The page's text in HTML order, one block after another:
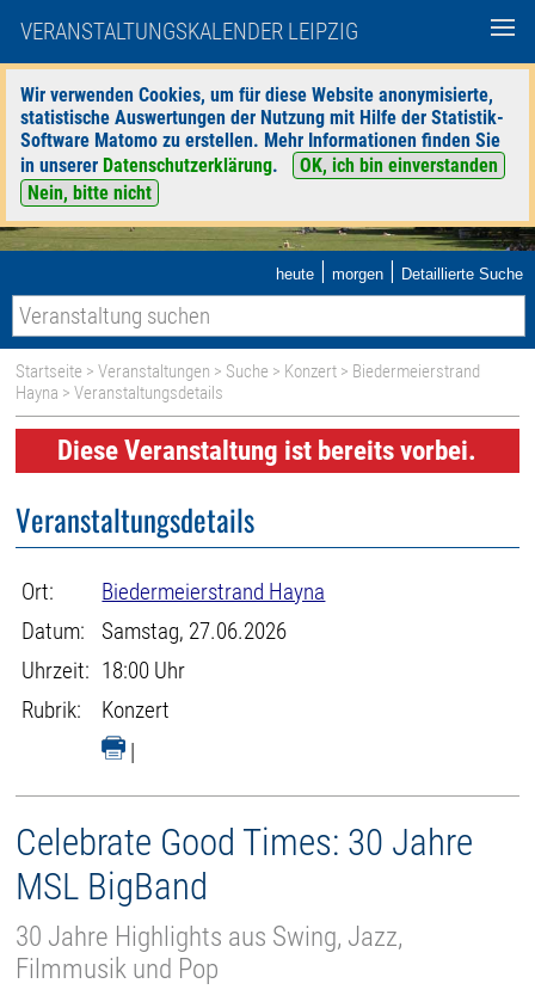
VERANSTALTUNGSKALENDER LEIPZIG
Wir verwenden Cookies, um für diese Website anonymisierte,
statistische Auswertungen der Nutzung mit Hilfe der Statistik-
Software Matomo zu erstellen. Mehr Informationen finden Sie
in unserer Datenschutzerklärung.
OK, ich bin einverstanden
Nein, bitte nicht
heute | morgen | Detaillierte Suche
Startseite >Veranstaltungen > Suche > Konzert > Biedermeierstrand
Hayna > Veranstaltungsdetails
Diese Veranstaltung ist bereits vorbei.
Veranstaltungsdetails
Ort:
Biedermeierstrand Hayna
Datum:
Samstag, 27.06.2026
Uhrzeit: 18:00 Uhr
Rubrik:
Konzert
|
Celebrate Good Times: 30 Jahre
MSL BigBand
30 Jahre Highlights aus Swing, Jazz,
Filmmusik und Pop